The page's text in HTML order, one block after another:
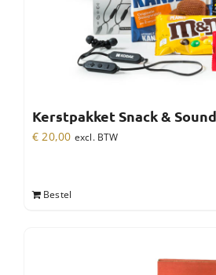
Kerstpakket Snack & Sound
€ 20,00 excl. BTW
Bestel